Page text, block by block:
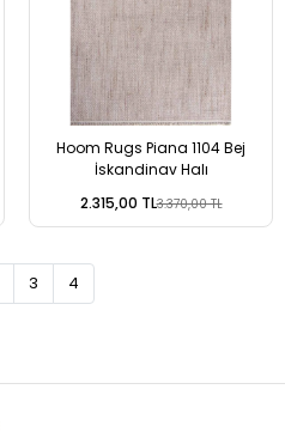
Hoom Rugs Piana 1104 Bej
İskandinav Halı
2.315,00 TL3.370,00 TL
3 4